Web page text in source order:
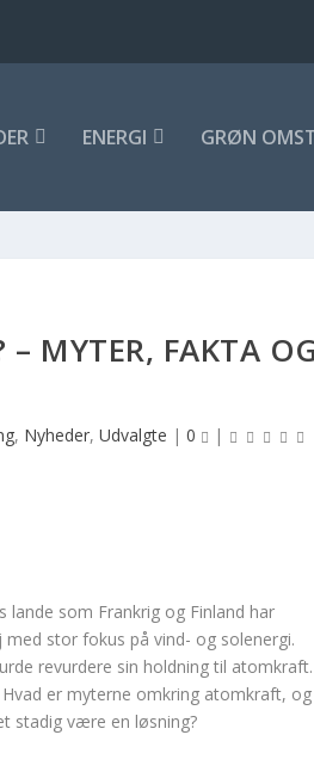
ENERGI GRØN
MYTER, FAKTA
, Nyheder, Udvalgte | 0 |
som Frankrig og Finland har
stor fokus på vind- og solenergi.
revurdere sin holdning til atomkraft.
er myterne omkring atomkraft, og
stadig være en løsning?